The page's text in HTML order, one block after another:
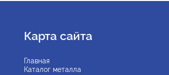
Карта сайта
Главная
Каталог металла